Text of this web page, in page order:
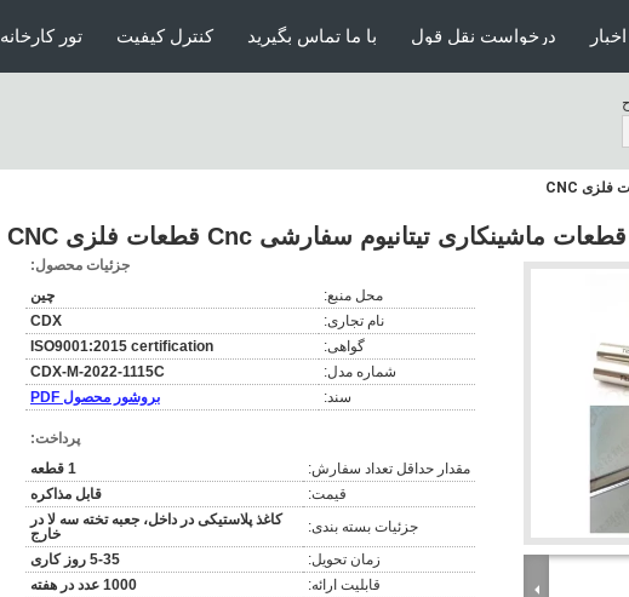
تور کارخانه کنترل کیفیت با ما تماس بگیرید درخواست نقل قول اخبار
قطعات ماشینکاری تیتانیوم سفارشی Cnc قطعات فلزی CNC
جزئیات محصول:
محل منبع:
چین
نام تجاری:
CDX
گواهی:
ISO9001:2015 certification
شماره مدل:
CDX-M-2022-1115C
سند:
بروشور محصول PDF
پرداخت:
مقدار حداقل تعداد سفارش:
1 قطعه
قیمت:
قابل مذاکره
جزئیات بسته بندی:
کاغذ پلاستیکی در داخل، جعبه تخته سه لا در
خارج
زمان تحویل:
5-35 روز کاری
قابلیت ارائه:
1000 عدد در هفته